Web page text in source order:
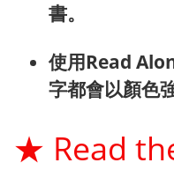
書。
使用Read
字都會以顏色
★ Read